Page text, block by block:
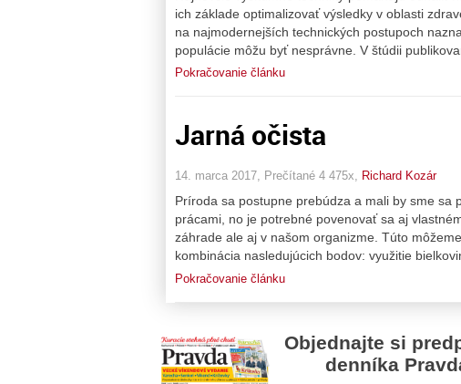
ich základe optimalizovať výsledky v oblasti
na najmodernejších technických postupoch
populácie môžu byť nesprávne. V štúdii
Pokračovanie článku
Jarná očista
14. marca 2017, Prečítané 4 475x, Richard Kozár
Príroda sa postupne prebúdza a mali by sme sa
prácami, no je potrebné povenovať sa aj
záhrade ale aj v našom organizme. Túto
kombinácia nasledujúcich bodov: využitie
Pokračovanie článku
Objednajte si
denníka